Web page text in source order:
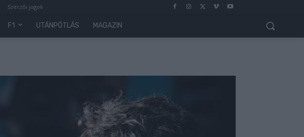
Szerzői jogok
F1 UTÁNPÓTLÁS MAGAZIN